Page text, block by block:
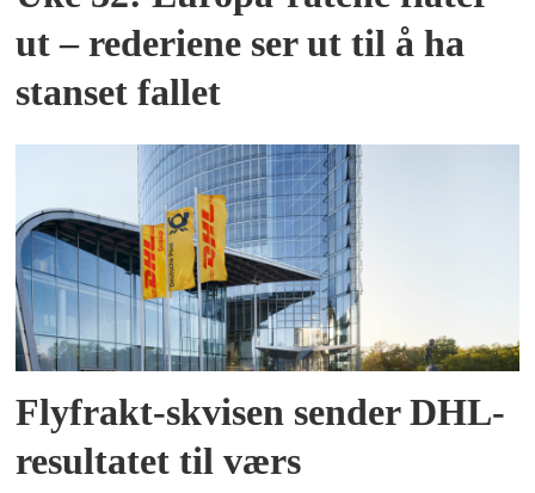
ut – rederiene ser ut til å ha
stanset fallet
Flyfrakt-skvisen sender DHL-
resultatet til værs